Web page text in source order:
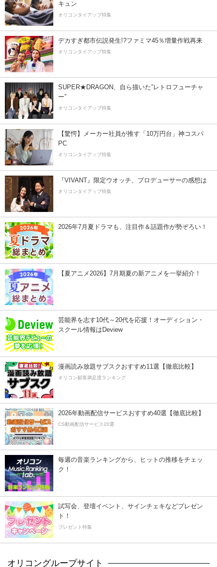
キュン
オリコンタイアップ特集
デカすぎ都市伝説発生!?ファミマ45％増量作戦再来
オリコンタイアップ特集
SUPER★DRAGON、自ら描いた”レトロフューチャ
ー”
オリコンタイアップ特集
【驚愕】メーカー社員が推す「10万円台」神コスパ
PC
オリコンタイアップ特集
『VIVANT』限定ウオッチ、プロデューサーの感想は
オリコンタイアップ特集
2026年7月夏ドラマも、注目作＆話題作が勢ぞろい！
【夏アニメ2026】7月期夏の新アニメを一挙紹介！
芸能界を志す10代～20代を応援！オーディション・
スクール情報はDeview
漫画読み放題サブスクおすすめ11選【徹底比較】
オリコン顧客満足度ランキング
2026年動画配信サービスおすすめ40選【徹底比較】
CS動画配信サービス20選
毎週の音楽ランキングから、ヒットの推移をチェッ
ク！
試写会、登壇イベント、サインチェキなどプレゼン
ト！
プレゼント特集
オリコングループサイト